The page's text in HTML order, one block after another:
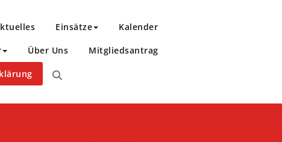
Einsätze Kalender
Über Uns Mitgliedsantrag